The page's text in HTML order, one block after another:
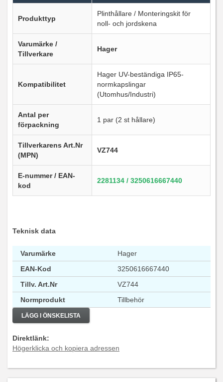
Produkttyp
Plinthållare / Monteringskit för
noll- och jordskena
Varumärke /
Tillverkare
Hager
Kompatibilitet
Hager UV-beständiga IP65-
normkapslingar
(Utomhus/Industri)
Antal per
förpackning
1 par (2 st hållare)
Tillverkarens Art.Nr
(MPN)
VZ744
E-nummer / EAN-
kod
2281134 / 3250616667440
Teknisk data
Varumärke
Hager
EAN-Kod
3250616667440
Tillv. Art.Nr
VZ744
Normprodukt
Tillbehör
LÄGG I ÖNSKELISTA
Direktlänk:
Högerklicka och kopiera adressen